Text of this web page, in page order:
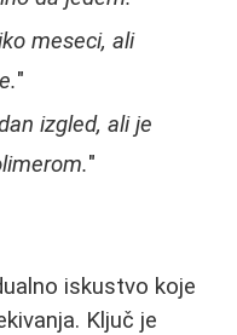
meseci, ali
"
izgled, ali je
"
iskustvo koje
Ključ je